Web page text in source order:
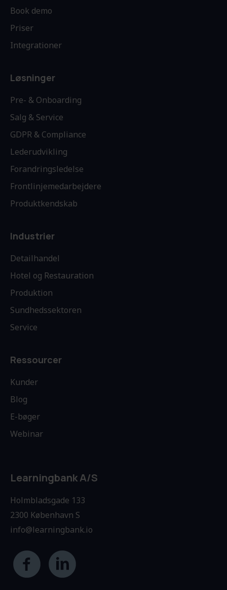
Book demo
Priser
Integrationer
Løsninger
Pre- & Onboarding
Salg & Service
GDPR & Compliance
Lederudvikling
Forandringsledelse
Frontlinjemedarbejdere
Produktkendskab
Industrier
Detailhandel
Hotel og Restauration
Produktion
Sundhedssektoren
Service
Ressourcer
Kunder
Blog
E-bøger
Webinar
Learningbank A/S
Holmbladsgade 133
2300 København S
info@learningbank.io